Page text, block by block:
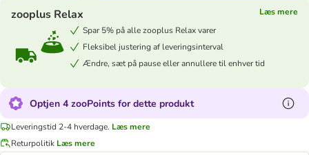
zooplus Relax
Læs mere
Spar 5% på alle zooplus Relax varer
Fleksibel justering af leveringsinterval
Ændre, sæt på pause eller annullere til enhver tid
Optjen 4 zooPoints for dette produkt
Leveringstid 2-4 hverdage. Læs mere
Returpolitik Læs mere